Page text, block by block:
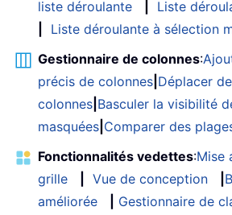
liste déroulante
Liste
Liste déroulante à sélection
Gestionnaire de colonnes:
précis de colonnes Déplacer
colonnes Basculer la visibilité
masquées Comparer des
Fonctionnalités vedettes:Mise
grille
Vue de conception
améliorée
Gestionnaire de